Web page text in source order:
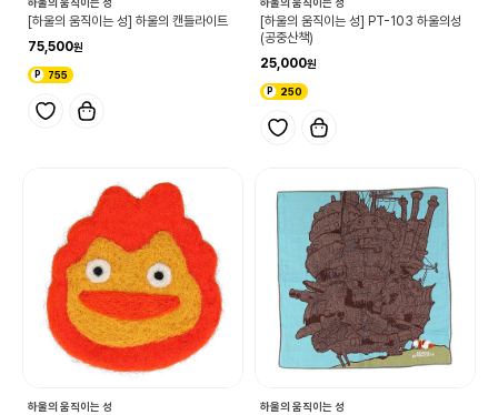
[하울의 움직이는 성] 하울의 캔들라이트
75,500
755
[하울의 움직이는 성] PT-103 하울의성
(공중산책)
25,000
250
하울의 움직이는 성 하울의 움직이는 성